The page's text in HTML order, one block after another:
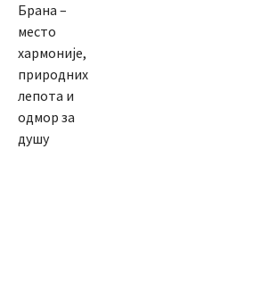
Брана –
место
хармоније,
природних
лепота и
одмор за
душу